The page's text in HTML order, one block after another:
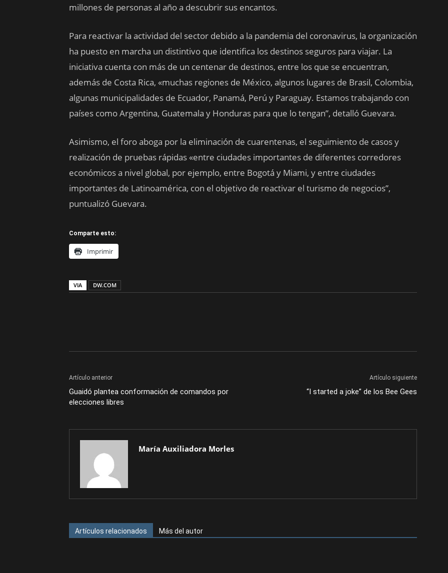
millones de personas al año a descubrir sus encantos.
Para reactivar la actividad del sector debido a la pandemia del coronavirus, la organización
ha puesto en marcha un distintivo que identifica los destinos seguros para viajar. La
iniciativa cuenta con más de un centenar de destinos, entre los que se encuentran,
además de Costa Rica, «muchas regiones de México, algunos lugares de Brasil, Colombia,
algunas municipalidades de Ecuador, Panamá, Perú y Paraguay. Estamos trabajando con
países como Argentina, Guatemala y Honduras para que lo tengan”, detalló Guevara.
Asimismo, el foro aboga por la eliminación de cuarentenas, el seguimiento de casos y
realización de pruebas rápidas «entre ciudades importantes de diferentes corredores
económicos a nivel global, por ejemplo, entre Bogotá y Miami, y entre ciudades
importantes de Latinoamérica, con el objetivo de reactivar el turismo de negocios”,
puntualizó Guevara.
Comparte esto:
Imprimir
VIA DW.COM
Artículo anterior
Guaidó plantea conformación de comandos por
elecciones libres
Artículo siguiente
“I started a joke” de los Bee Gees
María Auxiliadora Morles
Artículos relacionados Más del autor